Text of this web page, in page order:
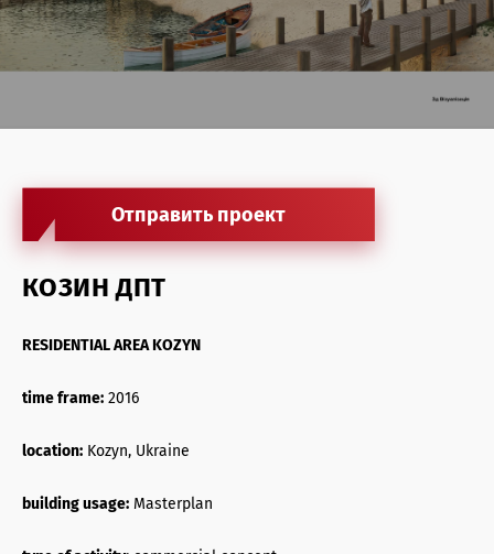
Мероприятия
Медиа
Антикризисные услуги офисная недвижимость
Агентские услуги офисная недвижимость
Архитектурные услуги
Отправить проект
КОЗИН ДПТ
RESIDENTIAL AREA KOZYN
time frame: 2016
location: Kozyn, Ukraine
building usage: Masterplan